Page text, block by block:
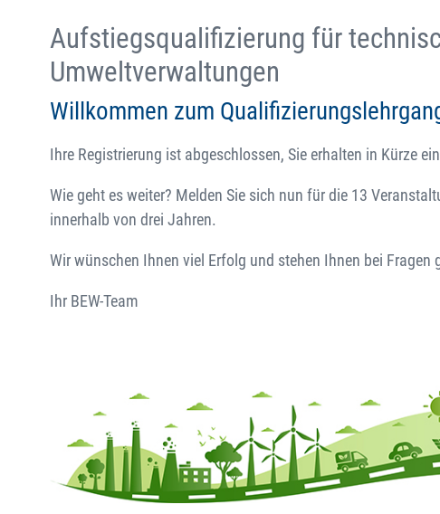
Aufstiegsqualifizierung für
Umweltverwaltungen
Willkommen zum
Ihre Registrierung ist abgeschlossen, Sie erhalten in Kürze
Wie geht es weiter? Melden Sie sich nun für die 13
innerhalb von drei Jahren.
Wir wünschen Ihnen viel Erfolg und stehen Ihnen bei Fragen
Ihr BEW-Team